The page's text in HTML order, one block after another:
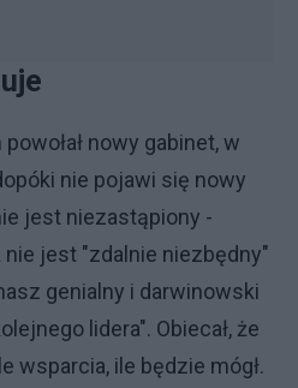
nowy gabinet, w
nie pojawi się nowy
jest niezastąpiony -
nie jest "zdalnie niezbędny"
genialny i darwinowski
lidera". Obiecał, że
wsparcia, ile będzie mógł.